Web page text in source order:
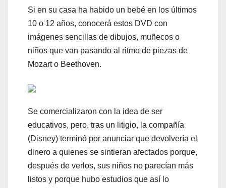
Si en su casa ha habido un bebé en los últimos
10 o 12 años, conocerá estos DVD con
imágenes sencillas de dibujos, muñecos o
niños que van pasando al ritmo de piezas de
Mozart o Beethoven.
Se comercializaron con la idea de ser
educativos, pero, tras un litigio, la compañía
(Disney) terminó por anunciar que devolvería el
dinero a quienes se sintieran afectados porque,
después de verlos, sus niños no parecían más
listos y porque hubo estudios que así lo